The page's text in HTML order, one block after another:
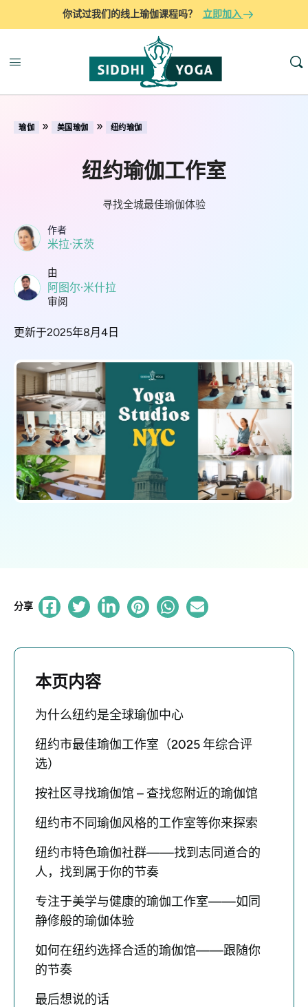
你试过我们的线上瑜伽课程吗？ 立即加入
瑜伽 » 美国瑜伽 » 纽约瑜伽
纽约瑜伽工作室
寻找全城最佳瑜伽体验
作者
米拉·沃茨
由
阿图尔·米什拉
审阅
更新于2025年8月4日
分享
本页内容
为什么纽约是全球瑜伽中心
纽约市最佳瑜伽工作室（2025 年综合评
选）
按社区寻找瑜伽馆 – 查找您附近的瑜伽馆
纽约市不同瑜伽风格的工作室等你来探索
纽约市特色瑜伽社群——找到志同道合的
人，找到属于你的节奏
专注于美学与健康的瑜伽工作室——如同
静修般的瑜伽体验
如何在纽约选择合适的瑜伽馆——跟随你
的节奏
最后想说的话